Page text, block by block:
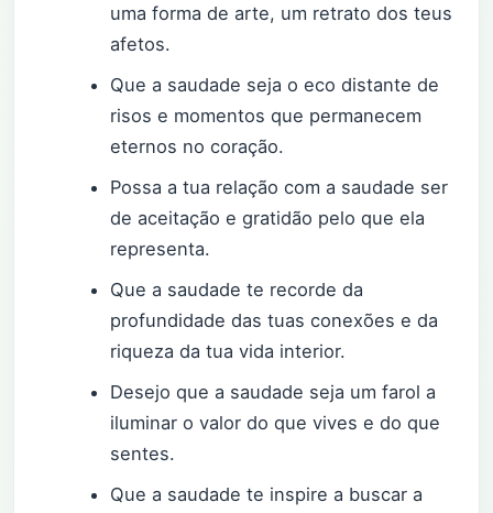
uma forma de arte, um retrato dos teus
afetos.
Que a saudade seja o eco distante de
risos e momentos que permanecem
eternos no coração.
Possa a tua relação com a saudade ser
de aceitação e gratidão pelo que ela
representa.
Que a saudade te recorde da
profundidade das tuas conexões e da
riqueza da tua vida interior.
Desejo que a saudade seja um farol a
iluminar o valor do que vives e do que
sentes.
Que a saudade te inspire a buscar a